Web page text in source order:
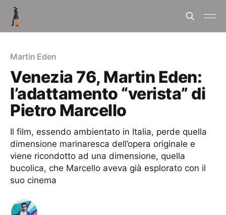
Martin Eden
Venezia 76, Martin Eden:
l’adattamento “verista” di
Pietro Marcello
Il film, essendo ambientato in Italia, perde quella
dimensione marinaresca dell’opera originale e
viene ricondotto ad una dimensione, quella
bucolica, che Marcello aveva già esplorato con il
suo cinema